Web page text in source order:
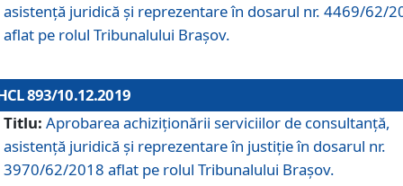
asistenţă juridică şi reprezentare în dosarul nr. 4469/62/
aflat pe rolul Tribunalului Braşov.
893/10.12.2019
Titlu: Aprobarea achiziţionării serviciilor de consultanţă,
asistenţă juridică şi reprezentare în justiţie în dosarul nr.
3970/62/2018 aflat pe rolul Tribunalului Braşov.